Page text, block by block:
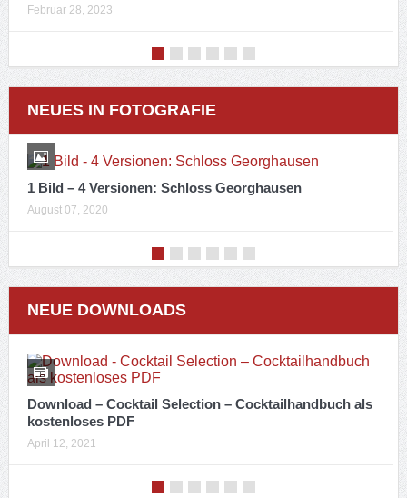
Februar 28, 2023
NEUES IN FOTOGRAFIE
1 Bild – 4 Versionen: Schloss Georghausen
August 07, 2020
NEUE DOWNLOADS
Download – Cocktail Selection – Cocktailhandbuch als
kostenloses PDF
April 12, 2021